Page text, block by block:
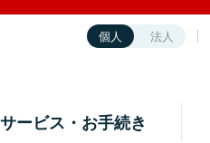
個人 法人
サービス・お手続き